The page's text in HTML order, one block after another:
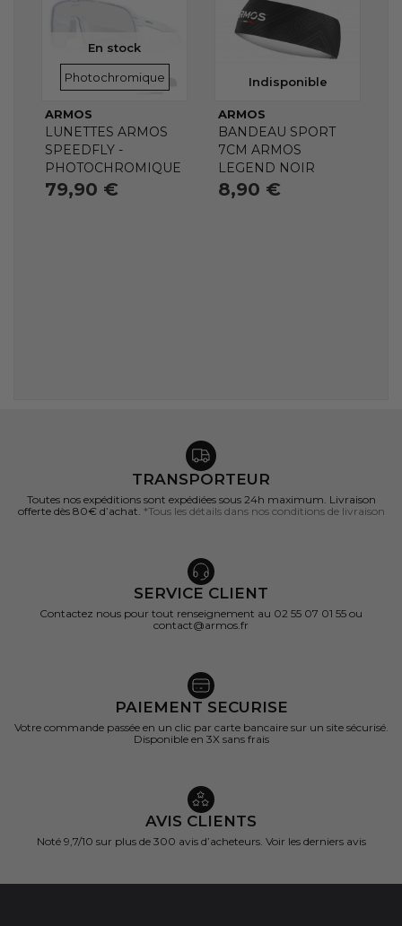
En stock
VERRES
Photochromique
ARMOS
LUNETTES ARMOS
SPEEDFLY -
PHOTOCHROMIQUE
79,90 €
Indisponible
ARMOS
BANDEAU SPORT
7CM ARMOS
LEGEND NOIR
8,90 €
TRANSPORTEUR
Toutes nos expéditions sont expédiées sous 24h maximum. Livraison
offerte dès 80€ d’achat. *Tous les détails dans nos conditions de livraison
SERVICE CLIENT
Contactez nous pour tout renseignement au 02 55 07 01 55 ou
contact@armos.fr
PAIEMENT SECURISE
Votre commande passée en un clic par carte bancaire sur un site sécurisé.
Disponible en 3X sans frais
AVIS CLIENTS
Noté 9,7/10 sur plus de 300 avis d’acheteurs. Voir les derniers avis